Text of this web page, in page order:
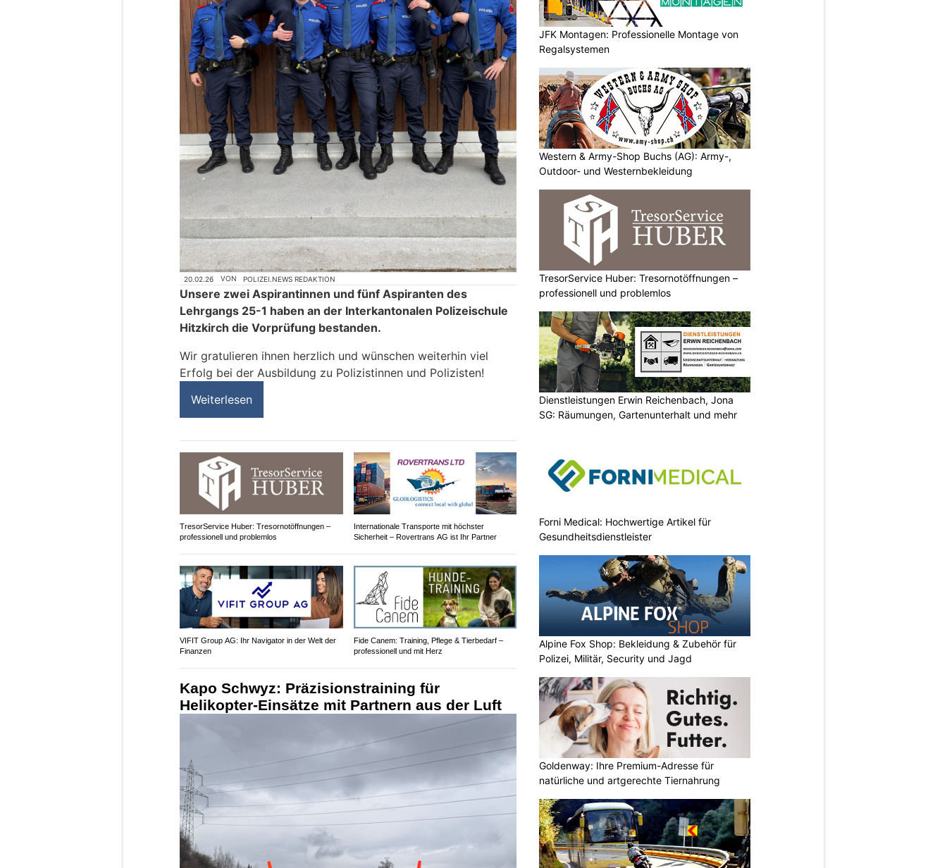
20.02.26 VON POLIZEI.NEWS REDAKTION
Unsere zwei Aspirantinnen und fünf Aspiranten des
Lehrgangs 25-1 haben an der Interkantonalen Polizeischule
Hitzkirch die Vorprüfung bestanden.
Wir gratulieren ihnen herzlich und wünschen weiterhin viel
Erfolg bei der Ausbildung zu Polizistinnen und Polizisten!
Weiterlesen
TresorService Huber: Tresornotöffnungen –
professionell und problemlos
Internationale Transporte mit höchster
Sicherheit – Rovertrans AG ist Ihr Partner
VIFIT Group AG: Ihr Navigator in der Welt der
Finanzen
Fide Canem: Training, Pflege & Tierbedarf –
professionell und mit Herz
Kapo Schwyz: Präzisionstraining für
Helikopter-Einsätze mit Partnern aus der Luft
JFK Montagen: Professionelle Montage von
Regalsystemen
Western & Army-Shop Buchs (AG): Army-,
Outdoor- und Westernbekleidung
TresorService Huber: Tresornotöffnungen –
professionell und problemlos
Dienstleistungen Erwin Reichenbach, Jona
SG: Räumungen, Gartenunterhalt und mehr
Forni Medical: Hochwertige Artikel für
Gesundheitsdienstleister
Alpine Fox Shop: Bekleidung & Zubehör für
Polizei, Militär, Security und Jagd
Goldenway: Ihre Premium-Adresse für
natürliche und artgerechte Tiernahrung